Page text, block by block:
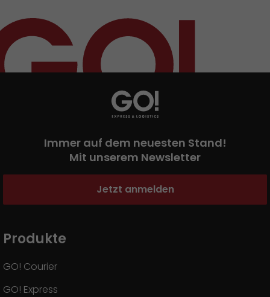
Immer auf dem neuesten Stand!
Mit unserem Newsletter
Jetzt anmelden
Produkte
GO! Courier
GO! Express